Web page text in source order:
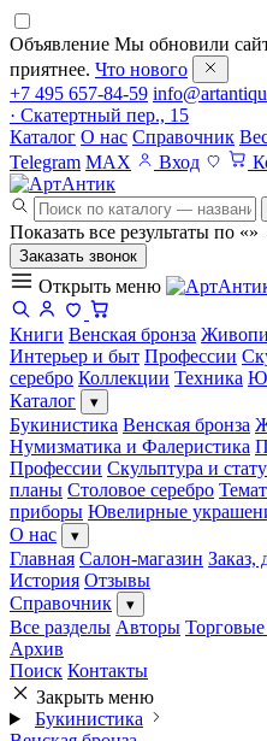
Объявление Мы обновили
приятнее. Что нового
+7 495 657-84-59
· Скатертный пер., 15
Каталог О нас Справочник
Telegram MAX Вход
Показать все результаты по «»
Заказать звонок
Открыть меню
Книги Венская бронза
Интерьер и быт Профессии
серебро Коллекции Техника
Каталог
▾
Букинистика Венская бронза
Нумизматика и Фалеристика
Профессии Скульптура и
планы Столовое серебро
приборы Ювелирные
О нас
▾
Главная Салон-магазин Заказ,
История Отзывы
Справочник
▾
Все разделы Авторы
Архив
Поиск Контакты
Закрыть меню
Букинистика